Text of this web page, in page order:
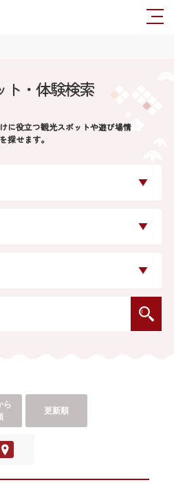
ト・体験検索
に役立つ観光スポットや遊び場情
探せます。
ら
更新順